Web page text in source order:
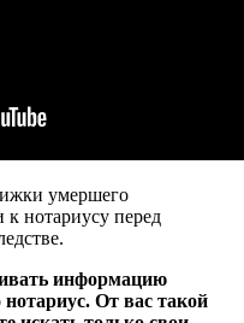
умершего
нотариусу перед
информацию
От вас такой